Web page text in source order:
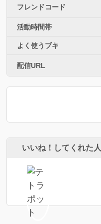
フレンドコード
活動時間帯
よく使うブキ
配信URL
いいね！してくれた人